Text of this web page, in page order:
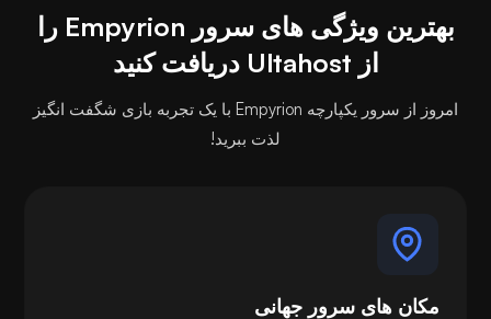
بهترین ویژگی های سرور Empyrion را
از Ultahost دریافت کنید
امروز از سرور یکپارچه Empyrion با یک تجربه بازی شگفت انگیز
لذت ببرید!
مکان های سرور جهانی